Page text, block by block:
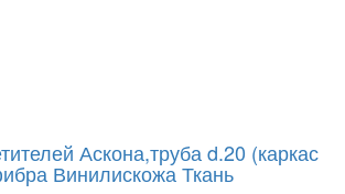
Аскона,труба d.20 (каркас
Винилискожа Ткань